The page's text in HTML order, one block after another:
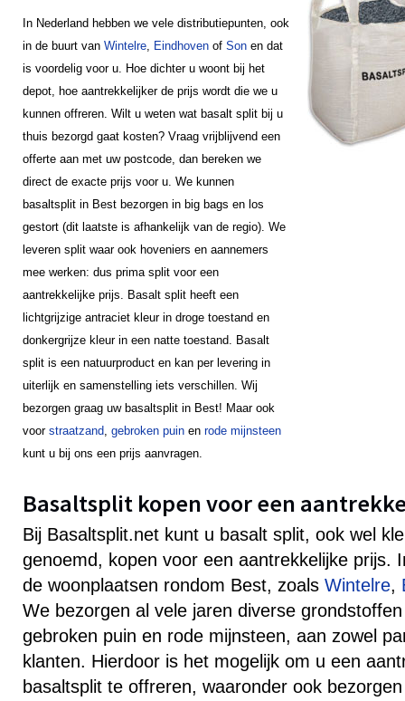
In Nederland hebben we vele distributiepunten, ook
in de buurt van Wintelre, Eindhoven of Son en dat
is voordelig voor u. Hoe dichter u woont bij het
depot, hoe aantrekkelijker de prijs wordt die we u
kunnen offreren. Wilt u weten wat basalt split bij u
thuis bezorgd gaat kosten? Vraag vrijblijvend een
offerte aan met uw postcode, dan bereken we
direct de exacte prijs voor u. We kunnen
basaltsplit in Best bezorgen in big bags en los
gestort (dit laatste is afhankelijk van de regio). We
leveren split waar ook hoveniers en aannemers
mee werken: dus prima split voor een
aantrekkelijke prijs. Basalt split heeft een
lichtgrijzige antraciet kleur in droge toestand en
donkergrijze kleur in een natte toestand. Basalt
split is een natuurproduct en kan per levering in
uiterlijk en samenstelling iets verschillen. Wij
bezorgen graag uw basaltsplit in Best! Maar ook
voor straatzand, gebroken puin en rode mijnsteen
kunt u bij ons een prijs aanvragen.
Basaltsplit kopen voor een
Bij Basaltsplit.net kunt u basalt split, ook wel
genoemd, kopen voor een aantrekkelijke prijs.
de woonplaatsen rondom Best, zoals Wintelre,
We bezorgen al vele jaren diverse
gebroken puin en rode mijnsteen, aan zowel
klanten. Hierdoor is het mogelijk om u een
basaltsplit te offreren, waaronder ook